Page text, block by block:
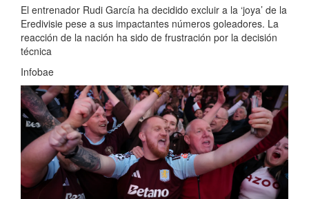
El entrenador Rudi García ha decidido excluir a la ‘joya’ de la
Eredivisie pese a sus impactantes números goleadores. La
reacción de la nación ha sido de frustración por la decisión
técnica
Infobae